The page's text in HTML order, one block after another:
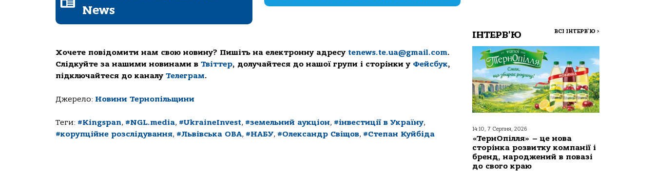
News
Хочете повідомити нам свою новину? Пишіть на електронну адресу tenews.te.ua@gmail.com.
Слідкуйте за нашими новинами в Твіттер, долучайтеся до нашої групи і сторінки у Фейсбук,
підключайтеся до каналу Телеграм.
Джерело: Новини Тернопільщини
Теги: #Kingspan, #NGL.media, #UkraineInvest, #земельний аукціон, #інвестиції в Україну,
#корупційне розслідування, #Львівська ОВА, #НАБУ, #Олександр Свіщов, #Степан Куйбіда
ІНТЕРВ'Ю ВСІ ІНТЕРВ'Ю >
14:10, 7 Серпня, 2026
«ТернОпілля» – це нова
сторінка розвитку компанії і
бренд, народжений в повазі
до свого краю